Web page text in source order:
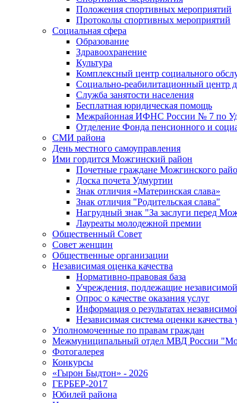
Положения спортивных мероприятий
Протоколы спортивных мероприятий
Социальная сфера
Образование
Здравоохранение
Культура
Комплексный центр социального
Социально-реабилитационный центр
Служба занятости населения
Бесплатная юридическая помощь
Межрайонная ИФНС России № 7 по
Отделение Фонда пенсионного и
СМИ района
День местного самоуправления
Ими гордится Можгинский район
Почетные граждане Можгинского
Доска почета Удмуртии
Знак отличия «Материнская слава»
Знак отличия "Родительская слава"
Нагрудный знак "За заслуги перед
Лауреаты молодежной премии
Общественный Совет
Совет женщин
Общественные организации
Независимая оценка качества
Нормативно-правовая база
Учреждения, подлежащие независимой
Опрос о качестве оказания услуг
Информация о результатах
Независимая система оценки
Уполномоченные по правам граждан
Межмуниципальный отдел МВД России
Фотогалерея
Конкурсы
«Гырон Быдтон» - 2026
ГЕРБЕР-2017
Юбилей района